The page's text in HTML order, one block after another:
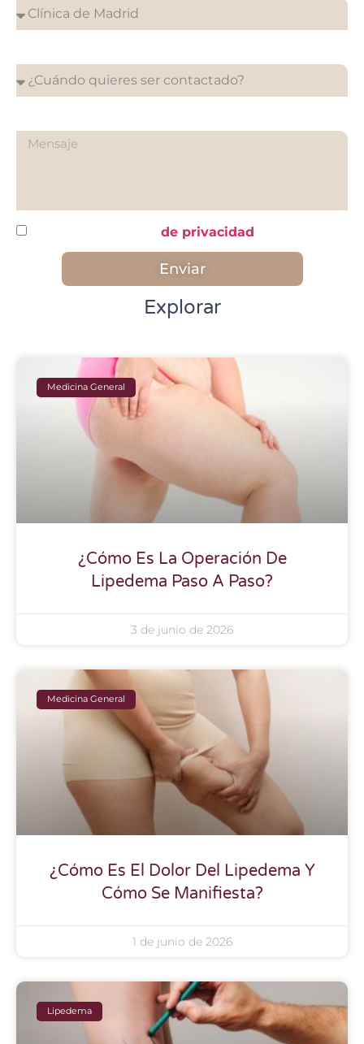
de privacidad
Enviar
Explorar
Medicina General
¿Cómo Es La Operación De
Lipedema Paso A Paso?
3 de junio de 2026
Medicina General
¿Cómo Es El Dolor Del Lipedema Y
Cómo Se Manifiesta?
1 de junio de 2026
Lipedema